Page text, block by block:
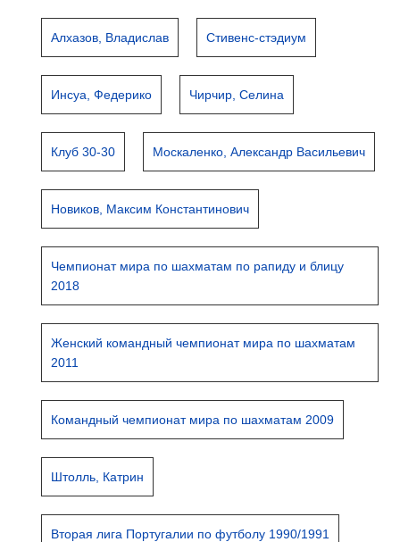
Алхазов, Владислав Стивенс-стэдиум
Инсуа, Федерико Чирчир, Селина
Клуб 30-30 Москаленко, Александр Васильевич
Новиков, Максим Константинович
Чемпионат мира по шахматам по рапиду и блицу
2018
Женский командный чемпионат мира по шахматам
2011
Командный чемпионат мира по шахматам 2009
Штолль, Катрин
Вторая лига Португалии по футболу 1990/1991